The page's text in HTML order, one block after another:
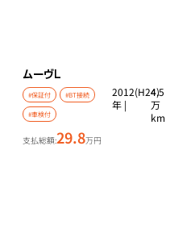
ムーヴL
#保証付 #BT接続
#車検付
2012(H24)
年 |
4.5
万
km
支払総額:29.8万円